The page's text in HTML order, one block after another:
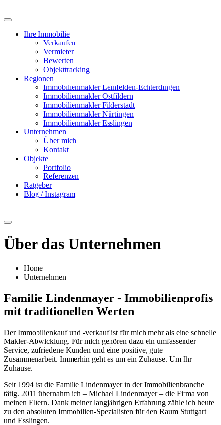
Inhalt
Ihre Immobilie
Verkaufen
Vermieten
Bewerten
Objekttracking
Regionen
Immobilienmakler Leinfelden-Echterdingen
Immobilienmakler Ostfildern
Immobilienmakler Filderstadt
Immobilienmakler Nürtingen
Immobilienmakler Esslingen
Unternehmen
Über mich
Kontakt
Objekte
Portfolio
Referenzen
Ratgeber
Blog / Instagram
Über das Unternehmen
Home
Unternehmen
Familie Lindenmayer - Immobilienprofis
mit traditionellen Werten
Der Immobilienkauf und -verkauf ist für mich mehr als eine schnelle
Makler-Abwicklung. Für mich gehören dazu ein umfassender
Service, zufriedene Kunden und eine positive, gute
Zusammenarbeit. Immerhin geht es um ein Zuhause. Um Ihr
Zuhause.
Seit 1994 ist die Familie Lindenmayer in der Immobilienbranche
tätig. 2011 übernahm ich – Michael Lindenmayer – die Firma von
meinen Eltern. Dank meiner langjährigen Erfahrung zähle ich heute
zu den absoluten Immobilien-Spezialisten für den Raum Stuttgart
und Esslingen.